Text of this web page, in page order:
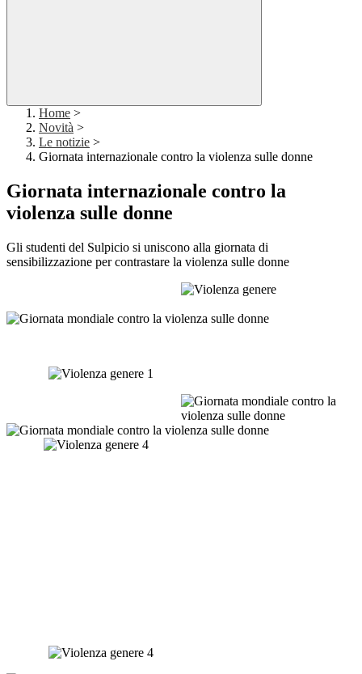
Home >
Novità >
Le notizie >
Giornata internazionale contro la violenza sulle donne
Giornata internazionale contro la
violenza sulle donne
Gli studenti del Sulpicio si uniscono alla giornata di
sensibilizzazione per contrastare la violenza sulle donne